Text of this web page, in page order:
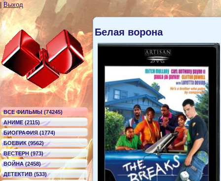
Выход
ВСЕ ФИЛЬМЫ (74245)
АНИМЕ (2115)
БИОГРАФИЯ (1774)
БОЕВИК (9562)
ВЕСТЕРН (973)
ВОЙНА (2458)
ДЕТЕКТИВ (533)
Белая ворона